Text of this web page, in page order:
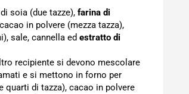
soia (due tazze), farina di
in polvere (mezza tazza),
sale, cannella ed estratto di
recipiente si devono mescolare
e si mettono in forno per
quarti di tazza), cacao in polvere